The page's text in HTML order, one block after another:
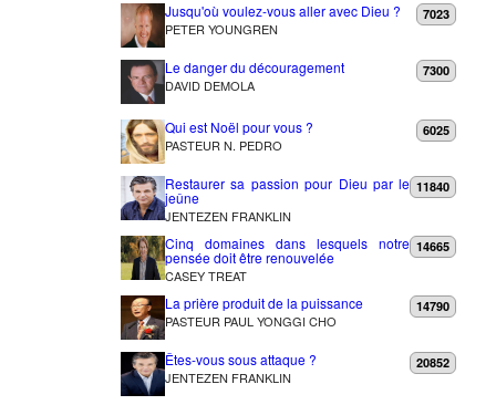
Jusqu'où voulez-vous aller avec Dieu ?
PETER YOUNGREN
7023
Le danger du découragement
DAVID DEMOLA
7300
Qui est Noël pour vous ?
PASTEUR N. PEDRO
6025
Restaurer sa passion pour Dieu par le
jeûne
JENTEZEN FRANKLIN
11840
Cinq domaines dans lesquels notre
pensée doit être renouvelée
CASEY TREAT
14665
La prière produit de la puissance
PASTEUR PAUL YONGGI CHO
14790
Êtes-vous sous attaque ?
JENTEZEN FRANKLIN
20852